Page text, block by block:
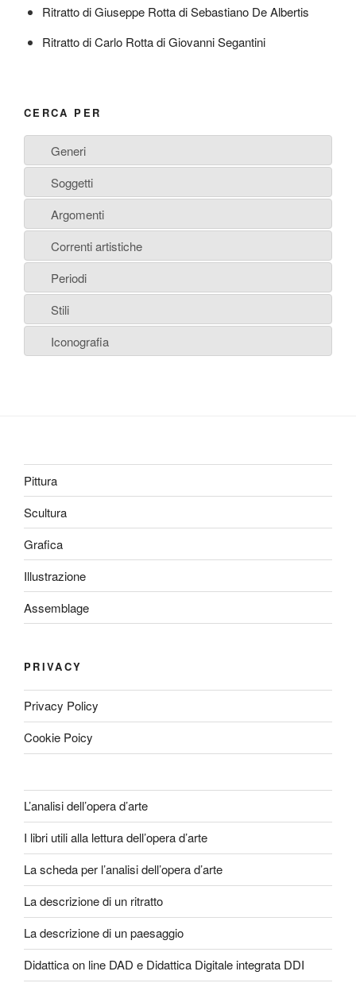
Ritratto di Giuseppe Rotta di Sebastiano De Albertis
Ritratto di Carlo Rotta di Giovanni Segantini
CERCA PER
Generi
Soggetti
Argomenti
Correnti artistiche
Periodi
Stili
Iconografia
Pittura
Scultura
Grafica
Illustrazione
Assemblage
PRIVACY
Privacy Policy
Cookie Poicy
L’analisi dell’opera d’arte
I libri utili alla lettura dell’opera d’arte
La scheda per l’analisi dell’opera d’arte
La descrizione di un ritratto
La descrizione di un paesaggio
Didattica on line DAD e Didattica Digitale integrata DDI